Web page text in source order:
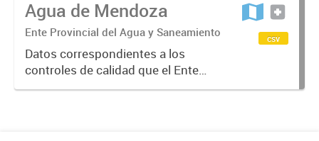
Agua de Mendoza
Ente Provincial del Agua y Saneamiento
Datos correspondientes a los
controles de calidad que el Ente
Provincial Agua y Saneamiento
csv